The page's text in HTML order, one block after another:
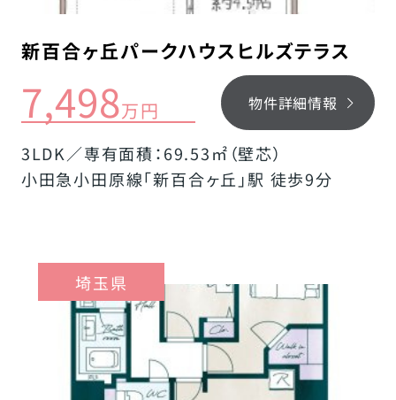
新百合ヶ丘パークハウスヒルズテラス
7,498万円 物件詳細情報
3LDK／専有面積：69.53㎡（壁芯）
小田急小田原線「新百合ヶ丘」駅 徒歩9分
埼玉県